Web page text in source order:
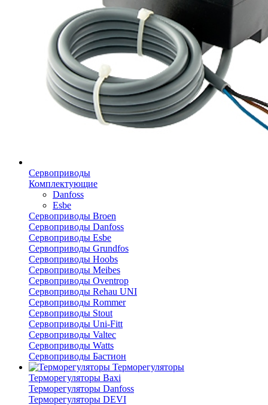
Сервоприводы
Комплектующие
Danfoss
Esbe
Сервоприводы Broen
Сервоприводы Danfoss
Сервоприводы Esbe
Сервоприводы Grundfos
Сервоприводы Hoobs
Сервоприводы Meibes
Сервоприводы Oventrop
Сервоприводы Rehau UNI
Сервоприводы Rommer
Сервоприводы Stout
Сервоприводы Uni-Fitt
Сервоприводы Valtec
Сервоприводы Watts
Сервоприводы Бастион
Терморегуляторы
Терморегуляторы Baxi
Терморегуляторы Danfoss
Терморегуляторы DEVI